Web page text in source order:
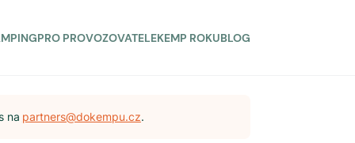
PRO PROVOZOVATELEKEMP ROKUBLOG
na partners@dokempu.cz.